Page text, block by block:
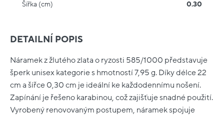
DETAILNÍ POPIS
Náramek z žlutého zlata o ryzosti 585/1000 představuje
šperk unisex kategorie s hmotností 7,95 g. Díky délce 22
cm a šířce 0,30 cm je ideální ke každodennímu nošení.
Zapínání je řešeno karabinou, což zajišťuje snadné použití.
Vyrobený renovovaným postupem, náramek spojuje
Šířka (cm) 0.30